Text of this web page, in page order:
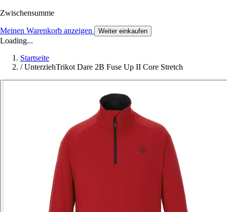
Zwischensumme
Meinen Warenkorb anzeigen Weiter einkaufen
Loading...
Startseite
/ UnterziehTrikot Dare 2B Fuse Up II Core Stretch